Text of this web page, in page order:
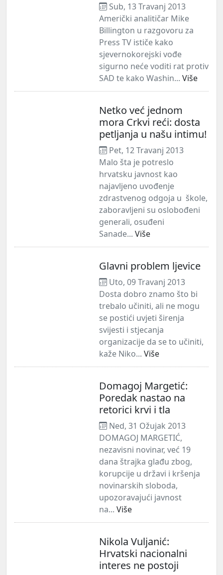
Sub, 13 Travanj 2013
Američki analitičar Mike
Billington u razgovoru za
Press TV ističe kako
sjevernokorejski vođe
sigurno neće voditi rat protiv
SAD te kako Washin... Više
Netko već jednom
mora Crkvi reći: dosta
petljanja u našu intimu!
Pet, 12 Travanj 2013
Malo šta je potreslo
hrvatsku javnost kao
najavljeno uvođenje
zdrastvenog odgoja u škole,
zaboravljeni su oslobođeni
generali, osuđeni
Sanade... Više
Glavni problem ljevice
Uto, 09 Travanj 2013
Dosta dobro znamo što bi
trebalo učiniti, ali ne mogu
se postići uvjeti širenja
svijesti i stjecanja
organizacije da se to učiniti,
kaže Niko... Više
Domagoj Margetić:
Poredak nastao na
retorici krvi i tla
Ned, 31 Ožujak 2013
DOMAGOJ MARGETIĆ,
nezavisni novinar, već 19
dana štrajka glađu zbog,
korupcije u državi i kršenja
novinarskih sloboda,
upozoravajući javnost
na... Više
Nikola Vuljanić:
Hrvatski nacionalni
interes ne postoji